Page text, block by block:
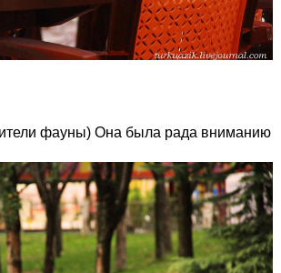
фауны) Она была рада вниманию